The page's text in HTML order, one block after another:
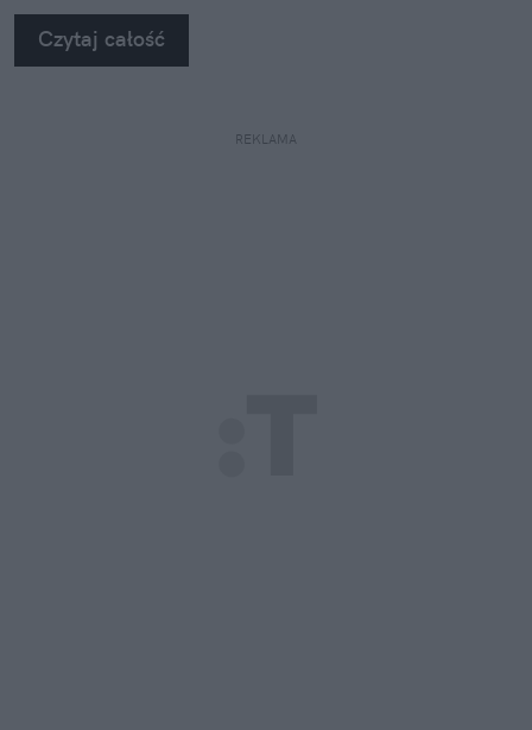
na własne oczy zobaczyć, jak profesjonaliści radzą
sobie z takimi uszkodzeniami.
Czytaj całość
REKLAMA